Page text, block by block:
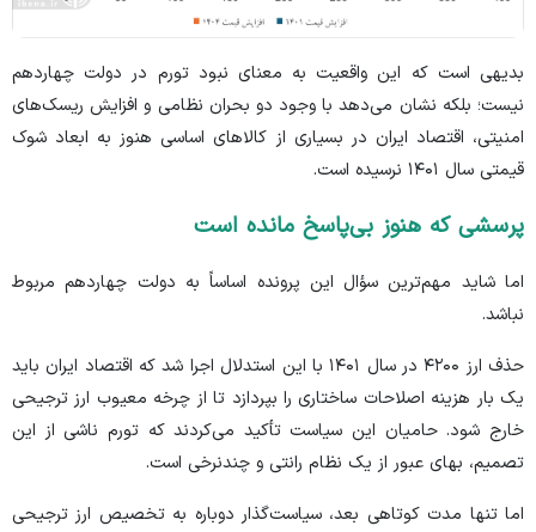
بدیهی است که این واقعیت به معنای نبود تورم در دولت چهاردهم
نیست؛ بلکه نشان می‌دهد با وجود دو بحران نظامی و افزایش ریسک‌های
امنیتی، اقتصاد ایران در بسیاری از کالا‌های اساسی هنوز به ابعاد شوک
قیمتی سال ۱۴۰۱ نرسیده است.
پرسشی که هنوز بی‌پاسخ مانده است
اما شاید مهم‌ترین سؤال این پرونده اساساً به دولت چهاردهم مربوط
نباشد.
حذف ارز ۴۲۰۰ در سال ۱۴۰۱ با این استدلال اجرا شد که اقتصاد ایران باید
یک بار هزینه اصلاحات ساختاری را بپردازد تا از چرخه معیوب ارز ترجیحی
خارج شود. حامیان این سیاست تأکید می‌کردند که تورم ناشی از این
تصمیم، بهای عبور از یک نظام رانتی و چندنرخی است.
اما تنها مدت کوتاهی بعد، سیاست‌گذار دوباره به تخصیص ارز ترجیحی